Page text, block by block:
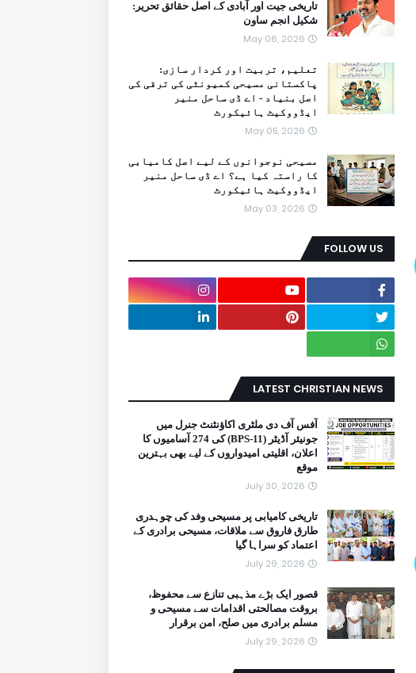
تاریخی جیت اور آبادی کے اصل حقائق تحریر:
شکیل انجم ساون
May 06, 2026
تعلیم، تربیت اور کردار سازی:
پاکستانی مسیحی کمیونٹی کی ترقی کی
اصل بنیاد - اے ڈی ساحل منیر
ایڈووکیٹ ہائیکورٹ
May 05, 2026
مسیحی نوجوانوں کے لیے اصل کامیابی
کا راستہ کیا ہے؟ اے ڈی ساحل منیر
ایڈووکیٹ ہائیکورٹ
May 03, 2026
FOLLOW US
LATEST CHRISTIAN NEWS
آفس آف دی ملٹری اکاؤنٹنٹ جنرل میں
جونیئر آڈیٹر (BPS-11) کی 274 آسامیوں کا
اعلان، اقلیتی امیدواروں کے لیے بھی بہترین
موقع
July 30, 2026
تاریخی کامیابی پر مسیحی وفد کی چوہدری
طارق فاروق سے ملاقات، مسیحی برادری کے
اعتماد کو سراہا گیا
July 29, 2026
قصور ایک بڑے مذہبی تنازع سے محفوظ،
بروقت مصالحتی اقدامات سے مسیحی و
مسلم برادری میں صلح، امن برقرار
July 29, 2026